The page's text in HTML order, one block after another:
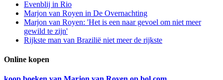
Evenblij in Rio
Marjon van Royen in De Overnachting
Marjon van Royen: 'Het is een naar gevoel om niet meer
gewild te zijn'
Rijkste man van Brazilië niet meer de rijkste
Online kopen